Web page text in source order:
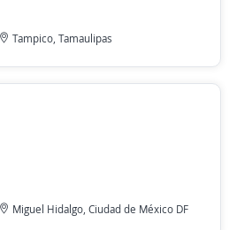
Tampico, Tamaulipas
Miguel Hidalgo, Ciudad de México DF